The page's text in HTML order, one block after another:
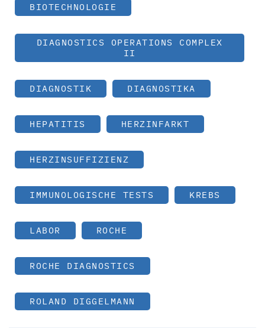
BIOTECHNOLOGIE
DIAGNOSTICS OPERATIONS COMPLEX
II
DIAGNOSTIK DIAGNOSTIKA
HEPATITIS HERZINFARKT
HERZINSUFFIZIENZ
IMMUNOLOGISCHE TESTS KREBS
LABOR ROCHE
ROCHE DIAGNOSTICS
ROLAND DIGGELMANN